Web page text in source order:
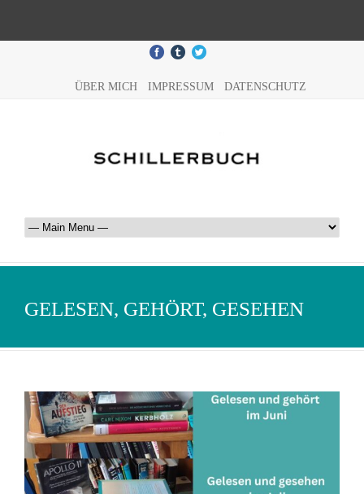
ÜBER MICH IMPRESSUM DATENSCHUTZ
GELESEN, GEHÖRT, GESEHEN